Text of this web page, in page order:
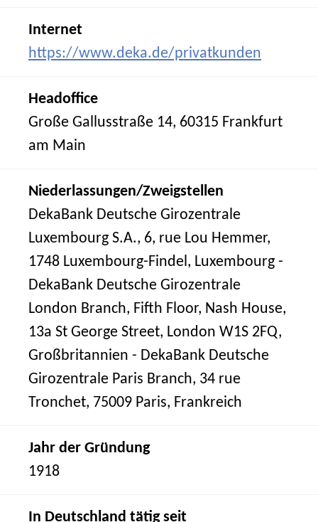
Internet
https://www.deka.de/privatkunden
Headoffice
Große Gallusstraße 14, 60315 Frankfurt
am Main
Niederlassungen/Zweigstellen
DekaBank Deutsche Girozentrale
Luxembourg S.A., 6, rue Lou Hemmer,
1748 Luxembourg-Findel, Luxembourg -
DekaBank Deutsche Girozentrale
London Branch, Fifth Floor, Nash House,
13a St George Street, London W1S 2FQ,
Großbritannien - DekaBank Deutsche
Girozentrale Paris Branch, 34 rue
Tronchet, 75009 Paris, Frankreich
Jahr der Gründung
1918
In Deutschland tätig seit